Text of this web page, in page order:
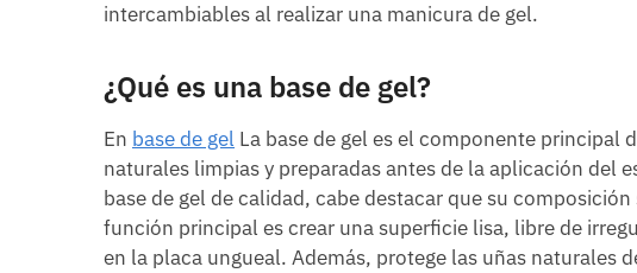
intercambiables al realizar una manicura de gel.
¿Qué es una base de gel?
En base de gel La base de gel es el componente principal
naturales limpias y preparadas antes de la aplicación del
base de gel de calidad, cabe destacar que su
función principal es crear una superficie lisa, libre de
en la placa ungueal. Además, protege las uñas naturales